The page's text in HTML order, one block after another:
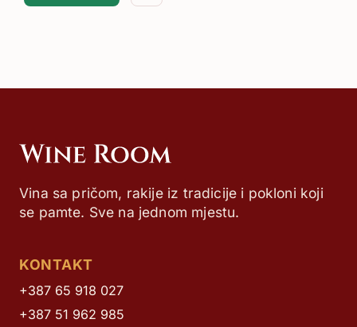
Vina sa pričom, rakije iz tradicije i pokloni koji
se pamte. Sve na jednom mjestu.
KONTAKT
+387 65 918 027
+387 51 962 985